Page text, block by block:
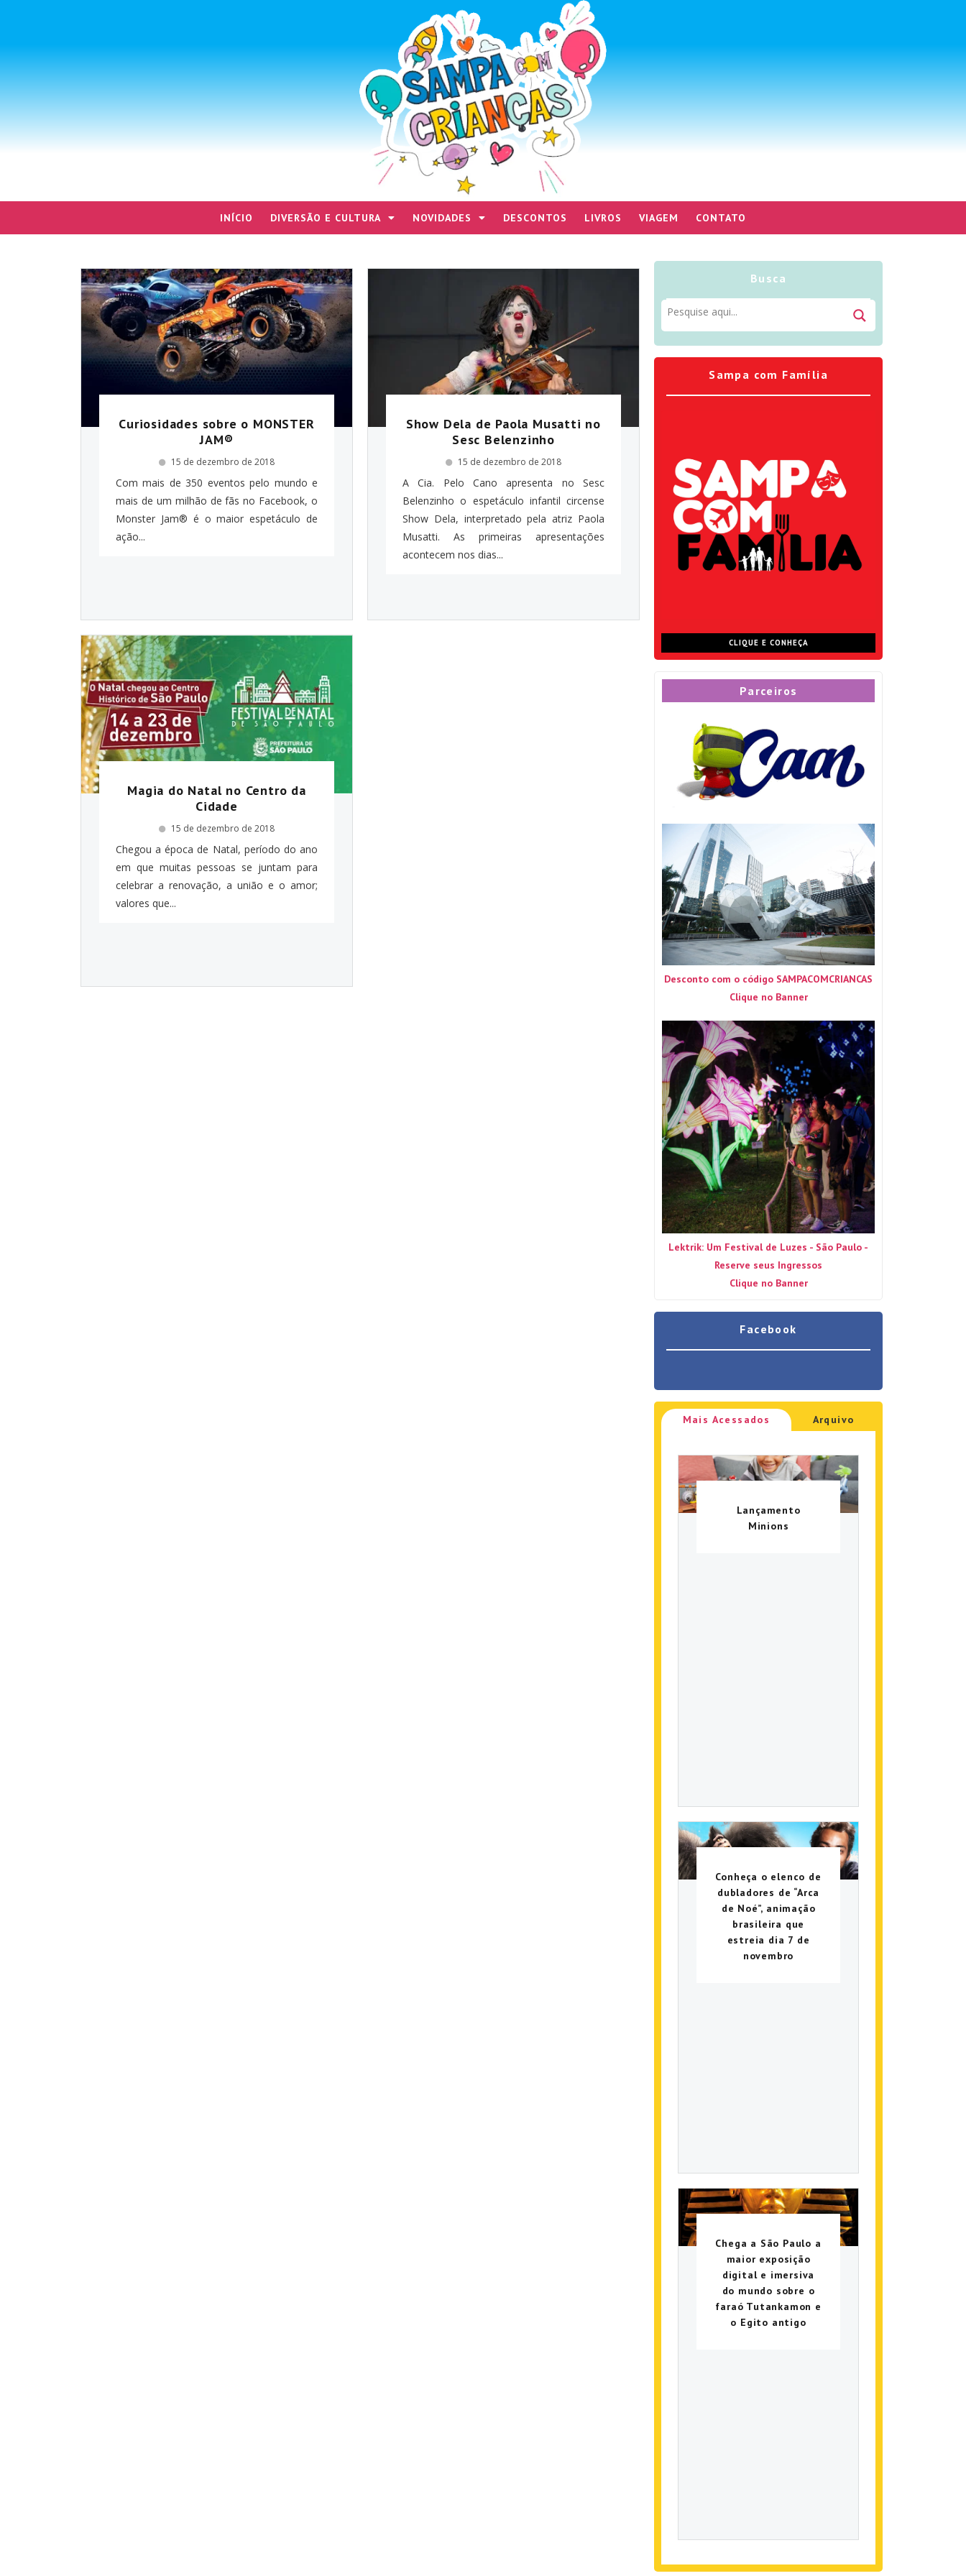
INÍCIO DIVERSÃO E CULTURA NOVIDADES DESCONTOS LIVROS VIAGEM CONTATO
Curiosidades sobre o MONSTER
JAM®
15 de dezembro de 2018
Com mais de 350 eventos pelo mundo e
mais de um milhão de fãs no Facebook, o
Monster Jam® é o maior espetáculo de
ação...
Show Dela de Paola Musatti no
Sesc Belenzinho
15 de dezembro de 2018
A Cia. Pelo Cano apresenta no Sesc
Belenzinho o espetáculo infantil circense
Show Dela, interpretado pela atriz Paola
Musatti. As primeiras apresentações
acontecem nos dias...
Magia do Natal no Centro da
Cidade
15 de dezembro de 2018
Chegou a época de Natal, período do ano
em que muitas pessoas se juntam para
celebrar a renovação, a união e o amor;
valores que...
Busca
Sampa com Família
CLIQUE E CONHEÇA
Parceiros
Desconto com o código SAMPACOMCRIANCAS
Clique no Banner
Lektrik: Um Festival de Luzes - São Paulo -
Reserve seus Ingressos
Clique no Banner
Facebook
Mais Acessados Arquivo
Lançamento
Minions
Conheça o elenco de
dubladores de “Arca
de Noé”, animação
brasileira que
estreia dia 7 de
novembro
Chega a São Paulo a
maior exposição
digital e imersiva
do mundo sobre o
faraó Tutankamon e
o Egito antigo